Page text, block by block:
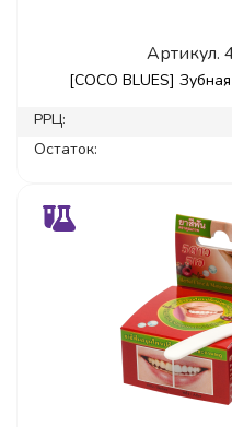
Артикул.
[COCO BLUES]
РРЦ:
Остаток: